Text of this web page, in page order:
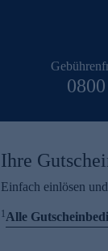
Ihre
Einfach einlösen
1Alle